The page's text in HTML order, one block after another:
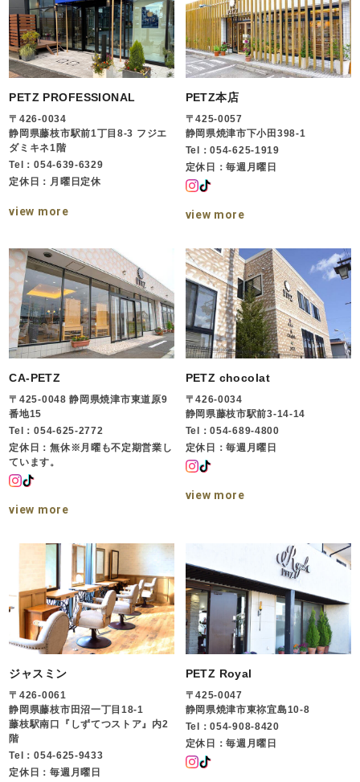
PETZ PROFESSIONAL
〒426-0034
静岡県藤枝市駅前1丁目8-3 フジエ
ダミキネ1階
Tel：054-639-6329
定休日：月曜日定休
view more
PETZ本店
〒425-0057
静岡県焼津市下小田398-1
Tel：054-625-1919
定休日：毎週月曜日
view more
CA-PETZ
〒425-0048 静岡県焼津市東道原9
番地15
Tel：054-625-2772
定休日：無休※月曜も不定期営業し
ています。
view more
PETZ chocolat
〒426-0034
静岡県藤枝市駅前3-14-14
Tel：054-689-4800
定休日：毎週月曜日
view more
ジャスミン
〒426-0061
静岡県藤枝市田沼一丁目18-1
藤枝駅南口『しずてつストア』内2
階
Tel：054-625-9433
定休日：毎週月曜日
PETZ Royal
〒425-0047
静岡県焼津市東祢宜島10-8
Tel：054-908-8420
定休日：毎週月曜日